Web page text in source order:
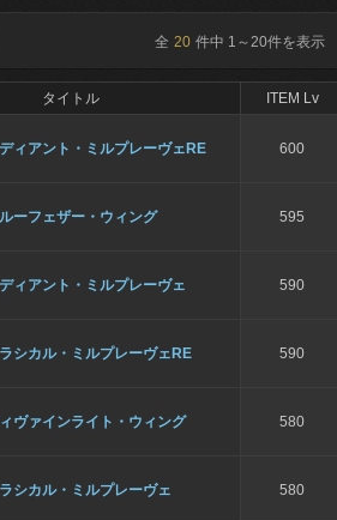
全 20 件中 1 ～20件を表示
タイトル ITEM Lv
ィアント・ミルプレーヴェRE 600
ーフェザー・ウィング 595
ィアント・ミルプレーヴェ 590
シカル・ミルプレーヴェRE 590
ヴァインライト・ウィング 580
シカル・ミルプレーヴェ 580